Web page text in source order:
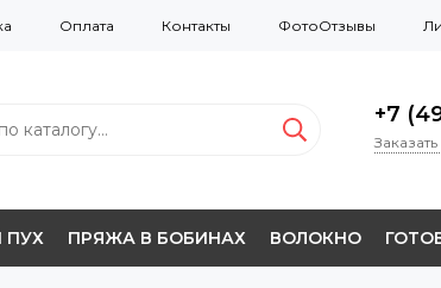
Оплата Контакты ФотоОтзывы
+7
ПУХ ПРЯЖА В БОБИНАХ ВОЛОКНО